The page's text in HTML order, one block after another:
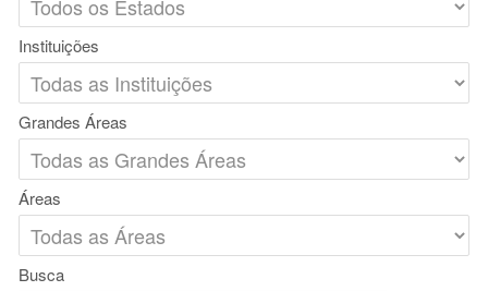
Instituições
Grandes Áreas
Áreas
Busca